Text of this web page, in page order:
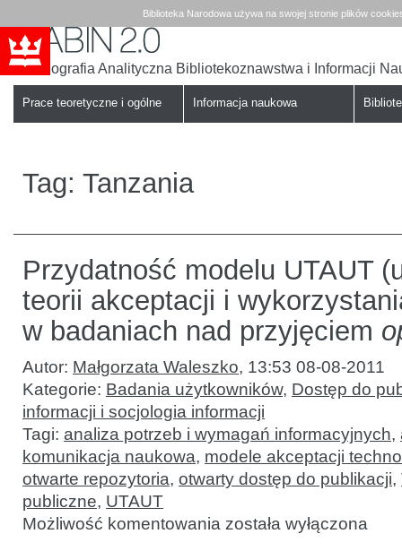
Biblioteka Narodowa używa na swojej stronie plików
Babin
Bibliografia Analityczna Bibliotekoznawstwa i Informacji
Prace teoretyczne i ogólne Informacja naukowa
Tag: Tanzania
Przydatność modelu UTAUT
teorii akceptacji i
w badaniach nad przyjęciem
Autor: Małgorzata Waleszko, 13:53 08-08-2011
Kategorie: Badania użytkowników, Dostęp do
informacji i socjologia informacji
Tagi: analiza potrzeb i wymagań informacyjnych,
komunikacja naukowa, modele akceptacji
otwarte repozytoria, otwarty dostęp do publikacji,
publiczne, UTAUT
Możliwość komentowania Przydatność
modelu
została wyłączona